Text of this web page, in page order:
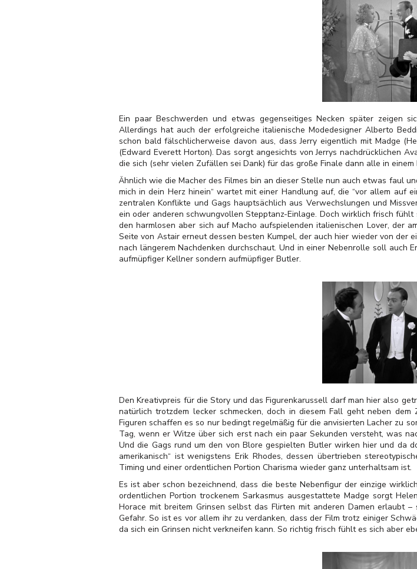
Ein paar Beschwerden und etwas gegenseitiges Necken später zeigen
Allerdings hat auch der erfolgreiche italienische Modedesigner Alberto
schon bald fälschlicherweise davon aus, dass Jerry eigentlich mit Madge
(Edward Everett Horton). Das sorgt angesichts von Jerrys nachdrücklichen
die sich (sehr vielen Zufällen sei Dank) für das große Finale dann alle in
Ähnlich wie die Macher des Filmes bin an dieser Stelle nun auch etwas faul
mich in dein Herz hinein“ wartet mit einer Handlung auf, die “vor allem auf
zentralen Konflikte und Gags hauptsächlich aus Verwechslungen und
ein oder anderen schwungvollen Stepptanz-Einlage. Doch wirklich frisch
den harmlosen aber sich auf Macho aufspielenden italienischen Lover, der
Seite von Astair erneut dessen besten Kumpel, der auch hier wieder von
nach längerem Nachdenken durchschaut. Und in einer Nebenrolle soll auch
aufmüpfiger Kellner sondern aufmüpfiger Butler.
Den Kreativpreis für die Story und das Figurenkarussell darf man hier also
natürlich trotzdem lecker schmecken, doch in diesem Fall geht neben
Figuren schaffen es so nur bedingt regelmäßig für die anvisierten Lacher zu
Tag, wenn er Witze über sich erst nach ein paar Sekunden versteht, was
Und die Gags rund um den von Blore gespielten Butler wirken hier und da
amerikanisch“ ist wenigstens Erik Rhodes, dessen übertrieben
Timing und einer ordentlichen Portion Charisma wieder ganz unterhaltsam ist.
Es ist aber schon bezeichnend, dass die beste Nebenfigur der einzige
ordentlichen Portion trockenem Sarkasmus ausgestattete Madge sorgt
Horace mit breitem Grinsen selbst das Flirten mit anderen Damen erlaubt
Gefahr. So ist es vor allem ihr zu verdanken, dass der Film trotz einiger
da sich ein Grinsen nicht verkneifen kann. So richtig frisch fühlt es sich aber